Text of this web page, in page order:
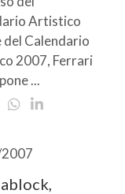
Artistico
del Calendario
2007, Ferrari
...